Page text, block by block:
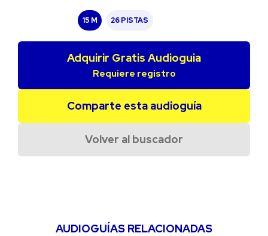
15 M 26 PISTAS
Adquirir Gratis Audioguia
Requiere registro
Comparte esta audioguía
Volver al buscador
AUDIOGUÍAS RELACIONADAS